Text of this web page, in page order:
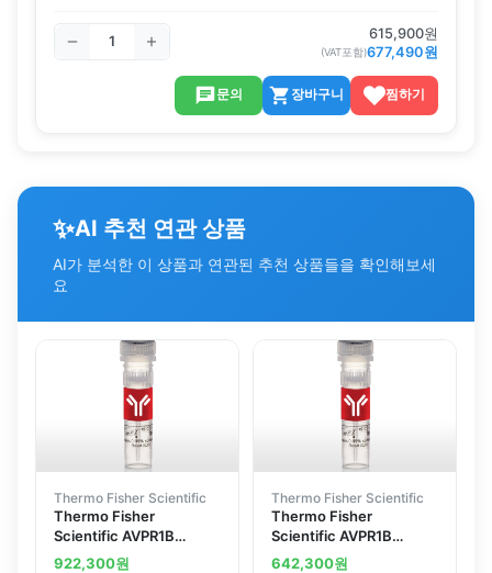
615,900원
(VAT포함)677,490원
문의 장바구니 찜하기
✨AI 추천 연관 상품
AI가 분석한 이 상품과 연관된 추천 상품들을 확인해보세
요
Thermo Fisher Scientific
Thermo Fisher
Scientific AVPR1B
Polyclonal Antibody
922,300원
Thermo Fisher Scientific
Thermo Fisher
Scientific AVPR1B
Polyclonal Antibody
642,300원